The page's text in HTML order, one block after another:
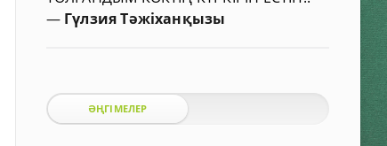
— Гүлзия Тәжіханқызы
ӘҢГІМЕЛЕР